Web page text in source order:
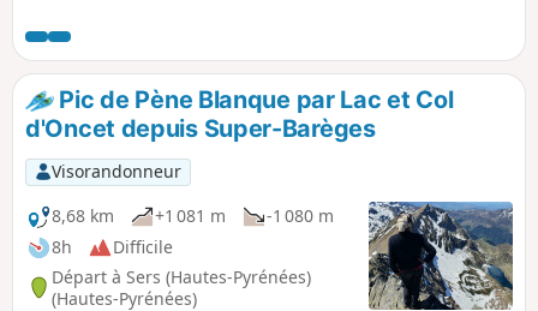
de saison hivernale, mais il permet toutefois un accès assez
facile au pic lui-même. De là-haut vue exceptionnelle à
360°, depuis l'Observatoire du Pic du Midi tout proche
jusqu'à la chaîne frontalière et les sommets à 3000 m de
Gavarnie.La boucle effectuée par le superbe et isolé vallon
suspendu d'Aoube au Lac Bleu, avec le passage par le Col
Bédéra (2404 m), rajoute une saveur sauvage à cette
ascension.
Pic de Pène Blanque par Lac et Col
d'Oncet depuis Super-Barèges
Visorandonneur
8,68 km
+1 081 m
-1 080 m
8h
Difficile
Départ à Sers (Hautes-Pyrénées)
(Hautes-Pyrénées)